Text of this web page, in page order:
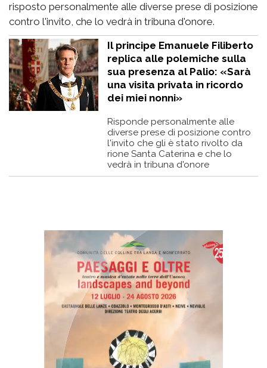
risposto personalmente alle diverse prese di posizione
contro l'invito, che lo vedrà in tribuna d'onore.
Il principe Emanuele Filiberto
replica alle polemiche sulla
sua presenza al Palio: «Sarà
una visita privata in ricordo
dei miei nonni»
Risponde personalmente alle
diverse prese di posizione contro
l'invito che gli è stato rivolto da
rione Santa Caterina e che lo
vedrà in tribuna d'onore